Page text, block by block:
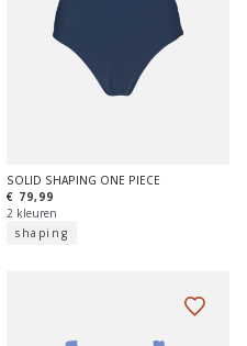
SOLID SHAPING ONE PIECE
€ 79,99
2 kleuren
shaping